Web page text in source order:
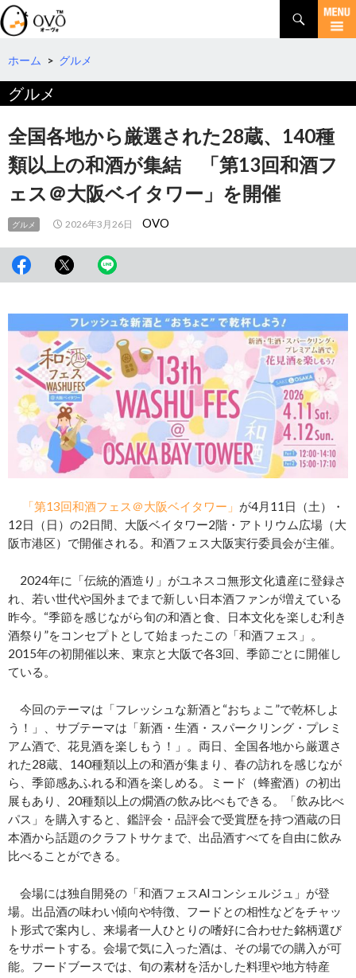
検
索
コ
テ
ツ
へ
動
ホーム > グルメ
グルメ
全国各地から厳選された28蔵、140種
類以上の和酒が集結 「第13回和酒フ
ェス＠大阪ベイタワー」を開催
グルメ 2026年3月26日 OVO
「第13回和酒フェス＠大阪ベイタワー」 が4月11日（土）・
12日（日）の2日間、大阪ベイタワー2階・アトリウム広場（大
阪市港区）で開催される。和酒フェス大阪実行委員会が主催。
2024年に「伝統的酒造り」がユネスコ無形文化遺産に登録さ
れ、若い世代や国外までまで新しい日本酒ファンが増えている
昨今。“季節を感じながら旬の和酒と食、日本文化を楽しむ利き
酒祭り”をコンセプトとして始まったこの「和酒フェス」。
2015年の初開催以来、東京と大阪で各3回、季節ごとに開催し
ている。
今回のテーマは「フレッシュな新酒と“おちょこ”で乾杯しよ
う！」、サブテーマは「新酒・生酒・スパークリング・プレミ
アム酒で、花見酒を楽しもう！」。両日、全国各地から厳選さ
れた28蔵、140種類以上の和酒が集まり、春の訪れを感じなが
ら、季節感あふれる和酒を楽しめる。ミード（蜂蜜酒）の初出
展もあり、20種類以上の燗酒の飲み比べもできる。「飲み比べ
パス」を購入すると、鑑評会・品評会で受賞歴を持つ酒蔵の日
本酒から話題のクラフトサケまで、出品酒すべてを自由に飲み
比べることができる。
会場には独自開発の「和酒フェスAIコンシェルジュ」が登
場。出品酒の味わい傾向や特徴、フードとの相性などをチャッ
ト形式で案内し、来場者一人ひとりの嗜好に合わせた銘柄選び
をサポートする。会場で気に入った酒は、その場での購入が可
能。フードブースでは、旬の素材を活かした料理や地方特産